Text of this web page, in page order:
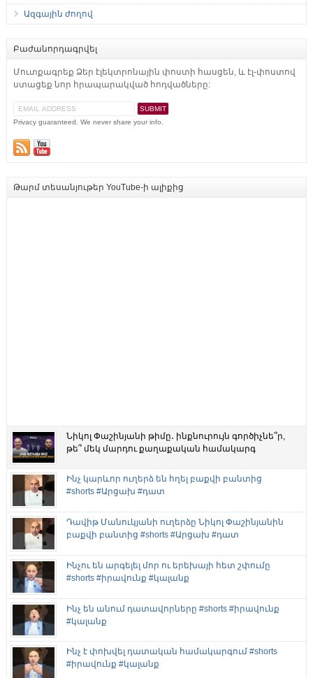
Ազգային ժողով
Բաժանորդագրվել
Մուտքագրեք Ձեր էլեկտրոնային փոստի հասցեն, և էլ-փոստով
ստացեք նոր հրապարակված հոդվածները:
Privacy guaranteed. We never share your info.
Թարմ տեսանյութեր YouTube-ի ալիքից
Նիկոլ Փաշինյանի թիմը․ ինքնուրույն գործիչնե՞ր,
թե՞ մեկ մարդու քաղաքական համակարգ
Ինչ կարևոր ուղերձ են հղել բաքվի բանտից
#shorts #Արցախ #դատ
Դավիթ Մանուկյանի ուղերձը Նիկոլ Փաշինյանին
բաքվի բանտից #shorts #Արցախ #դատ
Ինչու են արգելել մոր ու երեխայի հետ շփումը
#shorts #իրավունք #կալանք
Ինչ են անում դատավորները #shorts #իրավունք
#կալանք
Ինչ է փոխվել դատական համակարգում #shorts
#իրավունք #կալանք